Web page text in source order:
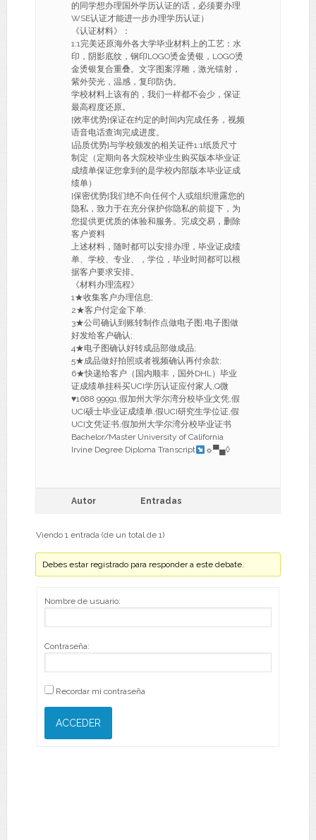
的同学想办理国外学历认证的话，必须要办理
WSE认证才能进一步办理学历认证）
《认证材料》：
1:1完美还原海外各大学毕业材料上的工艺：水
印，阴影底纹，钢印LOGO烫金烫银，LOGO烫
金烫银复合重叠。文字图案浮雕，激光镭射，
紫外荧光，温感，复印防伪。
学校材料上该有的，我们一样都不会少，保证
最高程度还原。
[效率优势]保证在约定的时间内完成任务，视频
语音电话查询完成进度。
[品质优势]与学校颁发的相关证件1:1纸质尺寸
制定（定期向各大院校毕业生购买版本毕业证
成绩单保证您拿到的是学校内部版本毕业证成
绩单）
[保密优势]我们绝不向任何个人或组织泄露您的
隐私，致力于在充分保护你隐私的前提下，为
您提供更优质的体验和服务。完成交易，删除
客户资料
上述材料，随时都可以安排办理，毕业证成绩
单、学校、专业、，学位，毕业时间都可以根
据客户要求安排。
《材料办理流程》
1★收集客户办理信息;
2★客户付定金下单;
3★公司确认到账转制作点做电子图;电子图做
好发给客户确认;
4★电子图确认好转成品部做成品;
5★成品做好拍照或者视频确认再付余款;
6★快递给客户（国内顺丰，国外DHL）毕业
证成绩单挂科买UCI学历认证应付家人,Q微
♥1688 99991,假加州大学尔湾分校毕业文凭,假
UCI硕士毕业证成绩单,假UCI研究生学位证,假
UCI文凭证书,假加州大学尔湾分校毕业证书
Bachelor/Master University of California
Irvine Degree Diploma Transcript
☼▀▄◊
Autor Entradas
Viendo 1 entrada (de un total de 1)
Debes estar registrado para responder a este debate.
Nombre de usuario:
Contraseña:
Recordar mi contraseña
ACCEDER